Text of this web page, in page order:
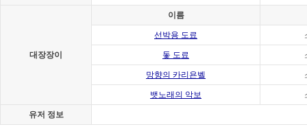
대장장이
이름
선박용 도료
돛 도료
망향의 카리욘벨
뱃노래의 악보
유저 정보